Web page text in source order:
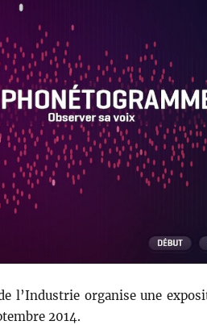
l’Industrie organise une
2014.